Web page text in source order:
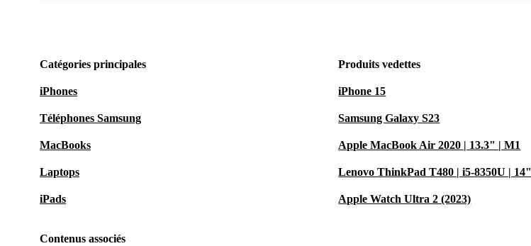
Catégories principales
iPhones
Téléphones Samsung
MacBooks
Laptops
iPads
Produits vedettes
iPhone 15
Samsung Galaxy S23
Apple MacBook Air 2020 | 13.3" | M1
Lenovo ThinkPad T480 | i5-8350U | 14"
Apple Watch Ultra 2 (2023)
Contenus associés